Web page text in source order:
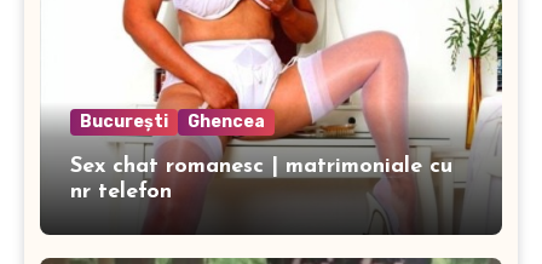
București Ghencea
Sex chat romanesc | matrimoniale cu
nr telefon